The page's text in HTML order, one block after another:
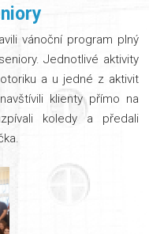
vánoční program plný
Jednotlivé aktivity
a u jedné z aktivit
klienty přímo na
koledy a předali